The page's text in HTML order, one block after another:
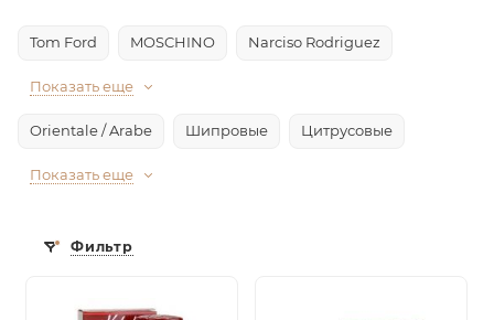
Tom Ford MOSCHINO Narciso Rodriguez
Показать еще
Orientale / Arabe Шипровые Цитрусовые
Показать еще
Фильтр